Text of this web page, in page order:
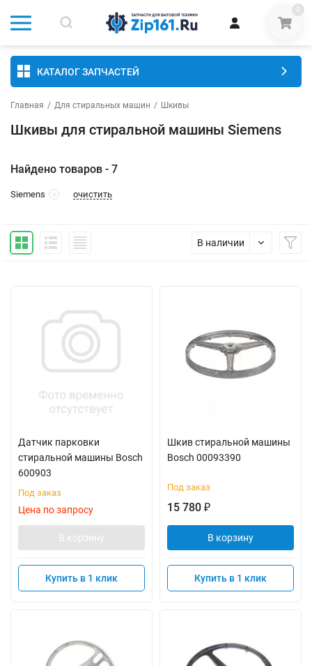
0
КАТАЛОГ ЗАПЧАСТЕЙ
Главная / Для стиральных машин / Шкивы
Шкивы для стиральной машины Siemens
Найдено товаров - 7
Siemens очистить
В наличии
Датчик парковки
стиральной машины Bosch
600903
Под заказ
Цена по запросу
В корзину
Купить в 1 клик
Шкив стиральной машины
Bosch 00093390
Под заказ
15 780 ₽
В корзину
Купить в 1 клик